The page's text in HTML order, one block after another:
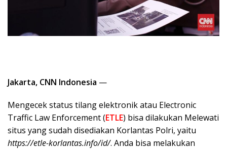
Jakarta, CNN Indonesia —
Mengecek status tilang elektronik atau Electronic
Traffic Law Enforcement (ETLE) bisa dilakukan Melewati
situs yang sudah disediakan Korlantas Polri, yaitu
https://etle-korlantas.info/id/. Anda bisa melakukan